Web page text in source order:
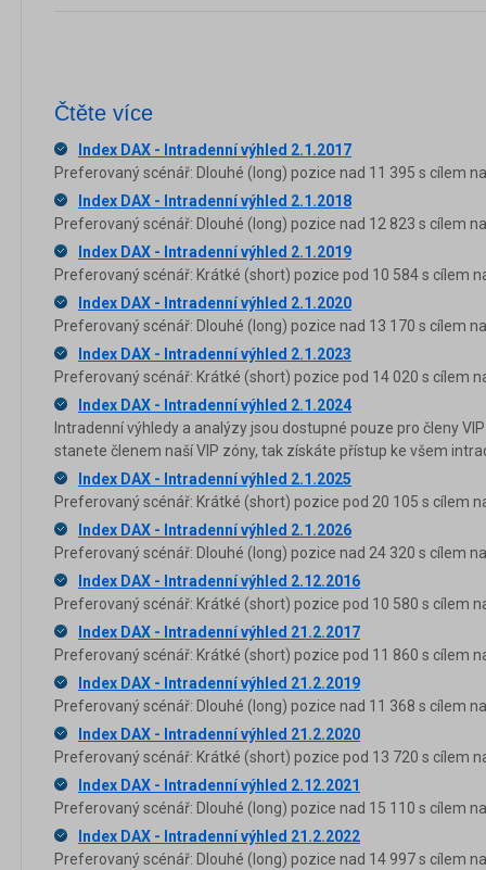
Čtěte více
Index DAX - Intradenní výhled 2.1.2017
Preferovaný scénář: Dlouhé (long) pozice nad 11 395 s cílem
Index DAX - Intradenní výhled 2.1.2018
Preferovaný scénář: Dlouhé (long) pozice nad 12 823 s cílem
Index DAX - Intradenní výhled 2.1.2019
Preferovaný scénář: Krátké (short) pozice pod 10 584 s cílem
Index DAX - Intradenní výhled 2.1.2020
Preferovaný scénář: Dlouhé (long) pozice nad 13 170 s cílem
Index DAX - Intradenní výhled 2.1.2023
Preferovaný scénář: Krátké (short) pozice pod 14 020 s cílem
Index DAX - Intradenní výhled 2.1.2024
Intradenní výhledy a analýzy jsou dostupné pouze pro členy
stanete členem naší VIP zóny, tak získáte přístup ke všem
Index DAX - Intradenní výhled 2.1.2025
Preferovaný scénář: Krátké (short) pozice pod 20 105 s cílem
Index DAX - Intradenní výhled 2.1.2026
Preferovaný scénář: Dlouhé (long) pozice nad 24 320 s cílem
Index DAX - Intradenní výhled 2.12.2016
Preferovaný scénář: Krátké (short) pozice pod 10 580 s cílem
Index DAX - Intradenní výhled 21.2.2017
Preferovaný scénář: Krátké (short) pozice pod 11 860 s cílem
Index DAX - Intradenní výhled 21.2.2019
Preferovaný scénář: Dlouhé (long) pozice nad 11 368 s cílem
Index DAX - Intradenní výhled 21.2.2020
Preferovaný scénář: Krátké (short) pozice pod 13 720 s cílem
Index DAX - Intradenní výhled 2.12.2021
Preferovaný scénář: Dlouhé (long) pozice nad 15 110 s cílem
Index DAX - Intradenní výhled 21.2.2022
Preferovaný scénář: Dlouhé (long) pozice nad 14 997 s cílem